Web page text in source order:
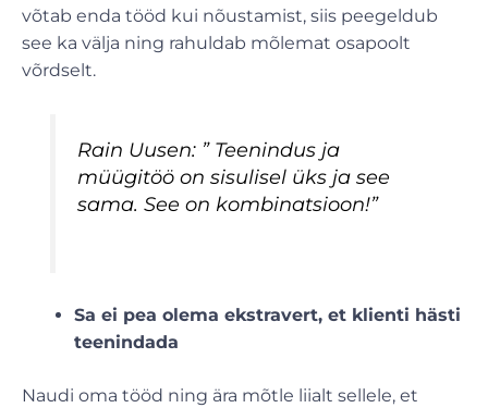
võtab enda tööd kui nõustamist, siis peegeldub
see ka välja ning rahuldab mõlemat osapoolt
võrdselt.
Rain Uusen: ” Teenindus ja
müügitöö on sisulisel üks ja see
sama. See on kombinatsioon!”
Sa ei pea olema ekstravert, et klienti hästi
teenindada
Naudi oma tööd ning ära mõtle liialt sellele, et